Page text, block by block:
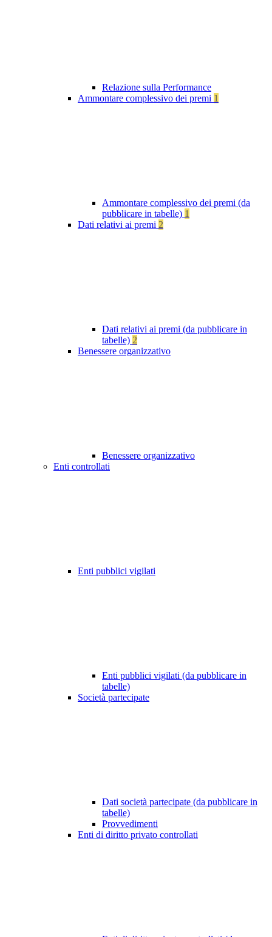
Relazione sulla Performance
Ammontare complessivo dei premi 1
Ammontare complessivo dei premi (da
pubblicare in tabelle) 1
Dati relativi ai premi 2
Dati relativi ai premi (da pubblicare in
tabelle) 2
Benessere organizzativo
Benessere organizzativo
Enti controllati
Enti pubblici vigilati
Enti pubblici vigilati (da pubblicare in
tabelle)
Società partecipate
Dati società partecipate (da pubblicare in
tabelle)
Provvedimenti
Enti di diritto privato controllati